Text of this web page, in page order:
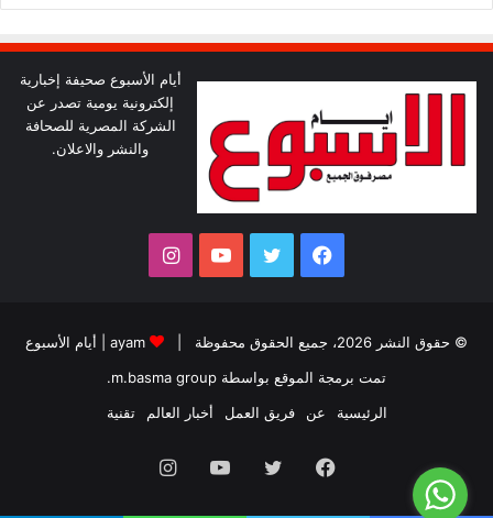
أيام الأسبوع صحيفة إخبارية
إلكترونية يومية تصدر عن
الشركة المصرية للصحافة
والنشر والاعلان.
فيسبوك تويتر يوتيوبانستقرام
© حقوق النشر 2026، جميع الحقوق محفوظة | ayam
أيام الأسبوع
تمت برمجة الموقع بواسطة m.basma group
.
الرئيسية
عن فريق العمل أخبار العالم تقنية
فيسبوك تويتر يوتيوبانستقرام